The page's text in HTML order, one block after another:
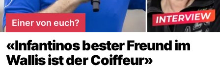
Einer von euch?
«Infantinos bester Freund im
Wallis ist der Coiffeur»